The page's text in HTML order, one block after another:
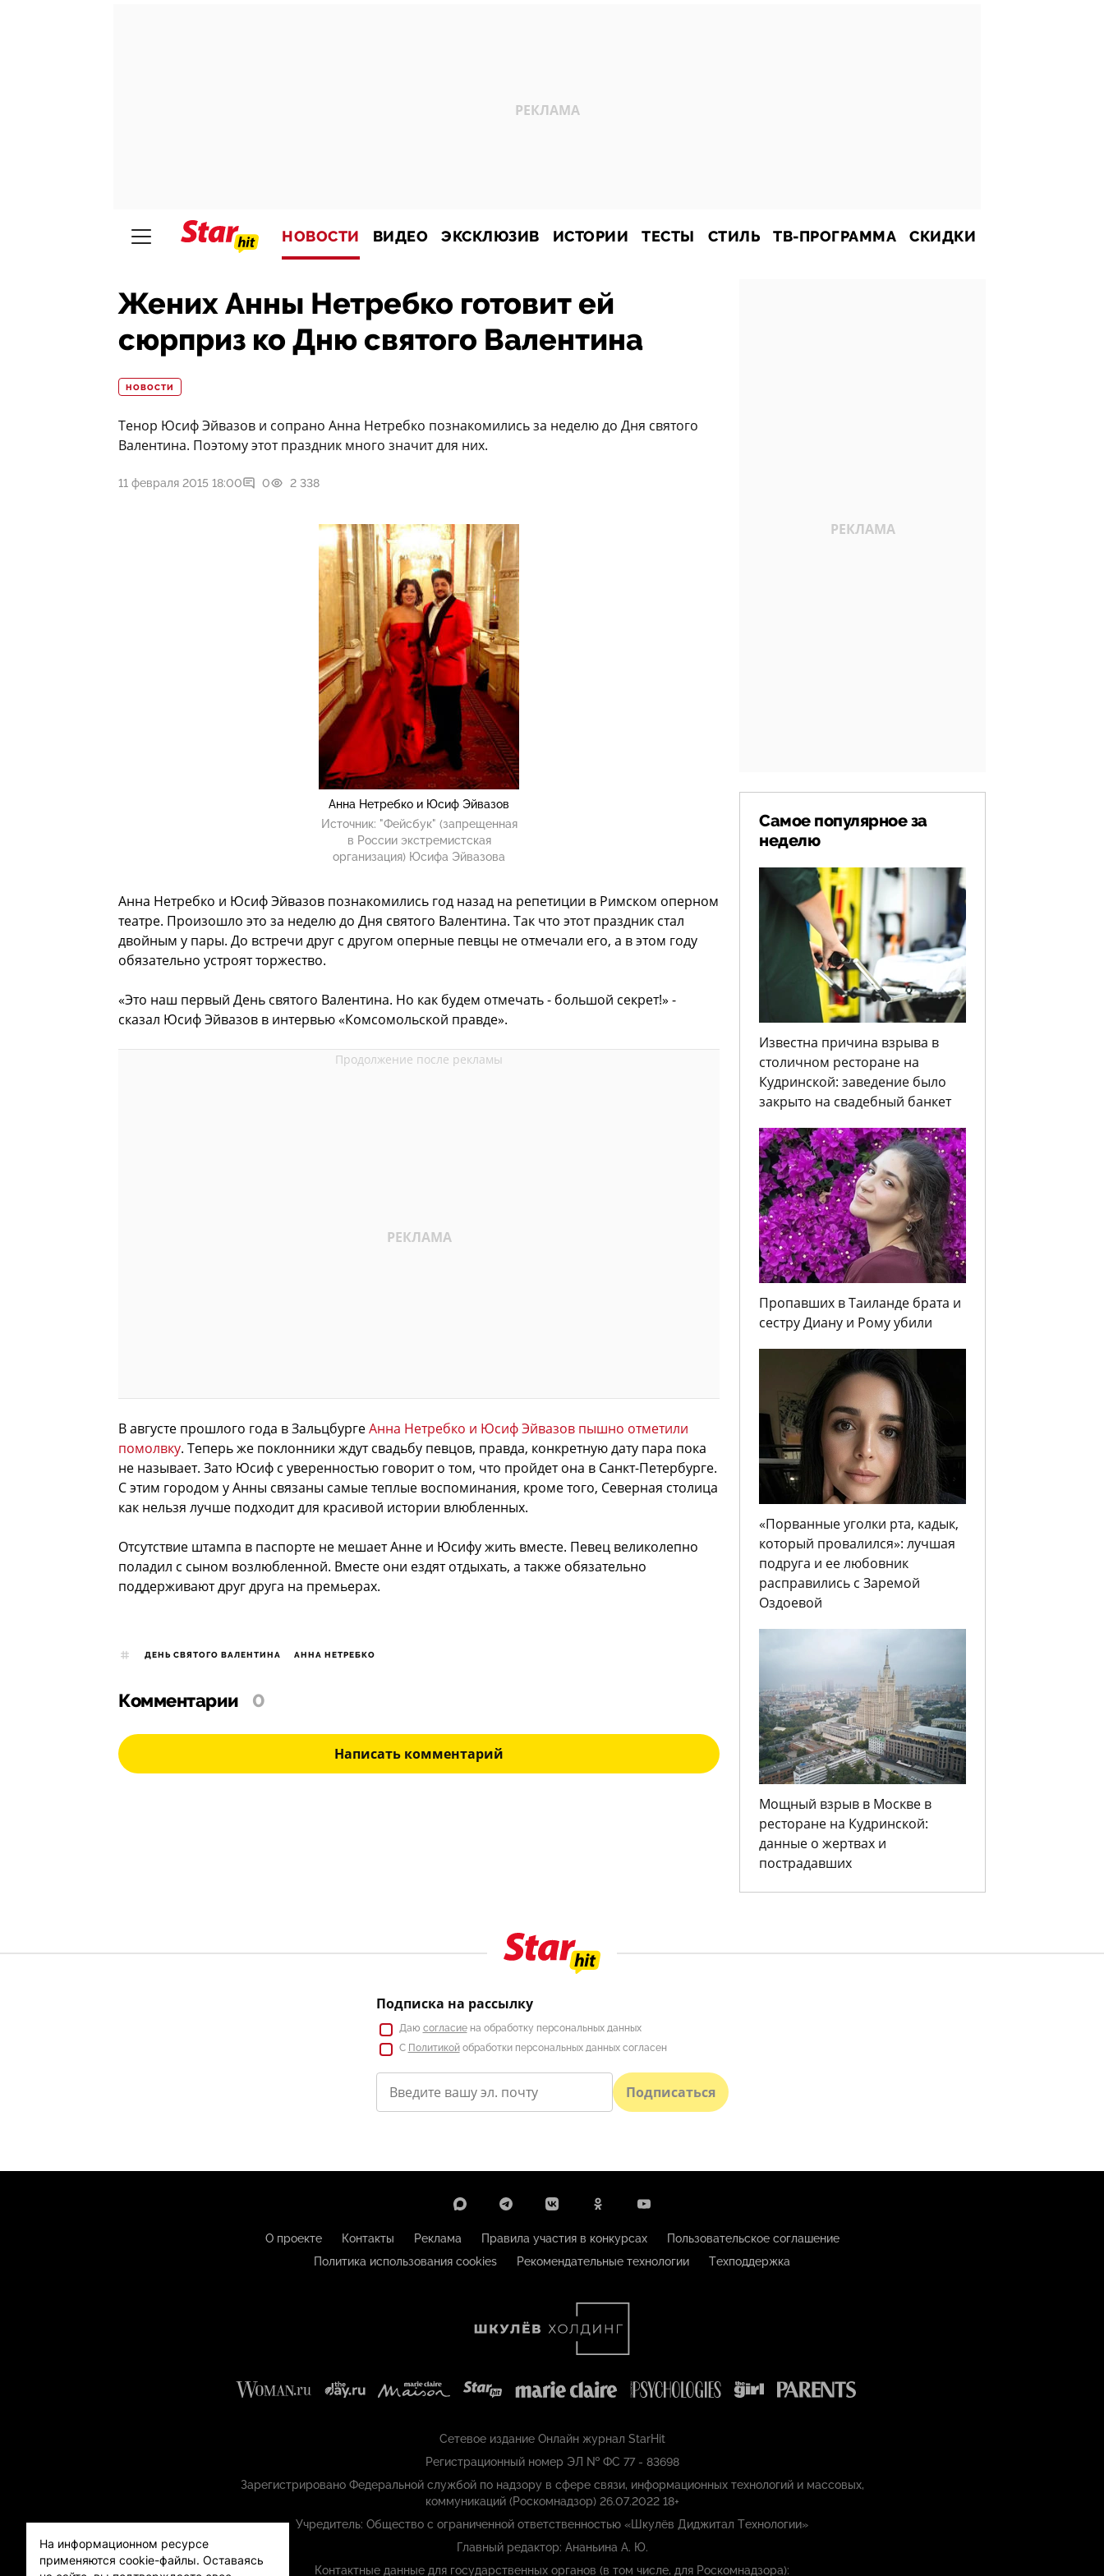
НОВОСТИ ВИДЕО ЭКСКЛЮЗИВ ИСТОРИИ ТЕСТЫ СТИЛЬ ТВ-ПРОГРАММА СКИДКИ
Жених Анны Нетребко готовит ей
сюрприз ко Дню святого Валентина
НОВОСТИ
Тенор Юсиф Эйвазов и сопрано Анна Нетребко познакомились за неделю до Дня святого
Валентина. Поэтому этот праздник много значит для них.
11 февраля 2015 18:00 0 2 338
Анна Нетребко и Юсиф Эйвазов
Источник: "Фейсбук" (запрещенная
в России экстремистская
организация) Юсифа Эйвазова
Анна Нетребко и Юсиф Эйвазов познакомились год назад на репетиции в Римском оперном
театре. Произошло это за неделю до Дня святого Валентина. Так что этот праздник стал
двойным у пары. До встречи друг с другом оперные певцы не отмечали его, а в этом году
обязательно устроят торжество.
«Это наш первый День святого Валентина. Но как будем отмечать - большой секрет!» -
сказал Юсиф Эйвазов в интервью «Комсомольской правде».
В августе прошлого года в ЗальцбургеАнна Нетребко и Юсиф Эйвазов пышно отметили
помолвку. Теперь же поклонники ждут свадьбу певцов, правда, конкретную дату пара пока
не называет. Зато Юсиф с уверенностью говорит о том, что пройдет она в Санкт-Петербурге.
С этим городом у Анны связаны самые теплые воспоминания, кроме того, Северная столица
как нельзя лучше подходит для красивой истории влюбленных.
Отсутствие штампа в паспорте не мешает Анне и Юсифу жить вместе. Певец великолепно
поладил с сыном возлюбленной. Вместе они ездят отдыхать, а также обязательно
поддерживают друг друга на премьерах.
ДЕНЬ СВЯТОГО ВАЛЕНТИНА АННА НЕТРЕБКО
Комментарии 0
Написать комментарий
Самое популярное за
неделю
Известна причина взрыва в
столичном ресторане на
Кудринской: заведение было
закрыто на свадебный банкет
Пропавших в Таиланде брата и
сестру Диану и Рому убили
«Порванные уголки рта, кадык,
который провалился»: лучшая
подруга и ее любовник
расправились с Заремой
Оздоевой
Мощный взрыв в Москве в
ресторане на Кудринской:
данные о жертвах и
пострадавших
Подписка на рассылку
Даю согласиена обработку персональных данных
С Политикойобработки персональных данных согласен
Подписаться
О проекте Контакты Реклама Правила участия в конкурсах
Пользовательское соглашение
Политика использования cookies
Рекомендательные технологии Техподдержка
Сетевое издание Онлайн журнал StarHit
Регистрационный номер ЭЛ № ФС 77 - 83698
Зарегистрировано Федеральной службой по надзору в сфере связи, информационных технологий и массовых,
коммуникаций (Роскомнадзор) 26.07.2022 18+
Учредитель: Общество с ограниченной ответственностью «Шкулёв Диджитал Технологии»
Главный редактор: Ананьина А. Ю.
Контактные данные для государственных органов (в том числе, для Роскомнадзора):
На информационном ресурсе
применяются cookie-файлы. Оставаясь